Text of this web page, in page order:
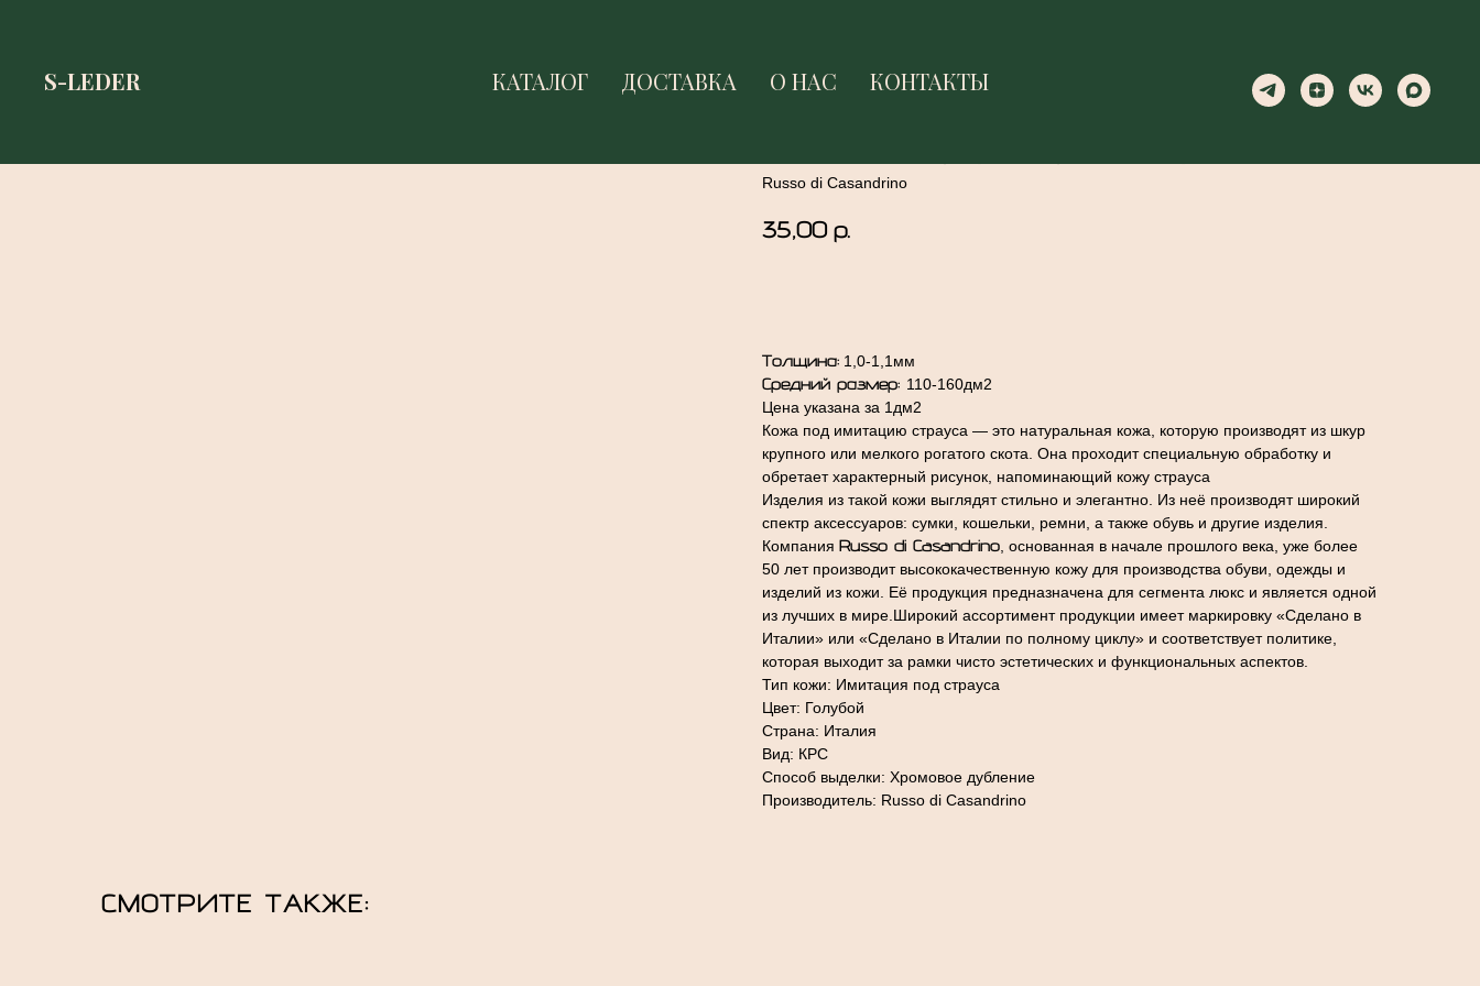
S-LEDER КАТАЛОГ ДОСТАВКА О НАС КОНТАКТЫ
Russo di Casandrino
35,00 р.
Толщина: 1,0-1,1мм
Средний размер: 110-160дм2
Цена указана за 1дм2
Кожа под имитацию страуса — это натуральная кожа, которую производят из шкур
крупного или мелкого рогатого скота. Она проходит специальную обработку и
обретает характерный рисунок, напоминающий кожу страуса
Изделия из такой кожи выглядят стильно и элегантно. Из неё производят широкий
спектр аксессуаров: сумки, кошельки, ремни, а также обувь и другие изделия.
Компания Russo di Casandrino, основанная в начале прошлого века, уже более
50 лет производит высококачественную кожу для производства обуви, одежды и
изделий из кожи. Её продукция предназначена для сегмента люкс и является одной
из лучших в мире.Широкий ассортимент продукции имеет маркировку «Сделано в
Италии» или «Сделано в Италии по полному циклу» и соответствует политике,
которая выходит за рамки чисто эстетических и функциональных аспектов.
Тип кожи: Имитация под страуса
Цвет: Голубой
Страна: Италия
Вид: КРС
Способ выделки: Хромовое дубление
Производитель: Russo di Casandrino
СМОТРИТЕ ТАКЖЕ:
S-LEDER КАТАЛОГ ДОСТАВКА О НАС КОНТАКТЫ